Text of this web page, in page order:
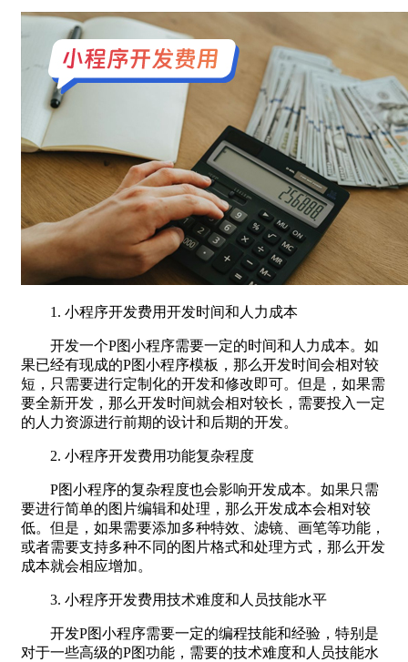
1. 小程序开发费用开发时间和人力成本
开发一个P图小程序需要一定的时间和人力成本。如
果已经有现成的P图小程序模板，那么开发时间会相对较
短，只需要进行定制化的开发和修改即可。但是，如果需
要全新开发，那么开发时间就会相对较长，需要投入一定
的人力资源进行前期的设计和后期的开发。
2. 小程序开发费用功能复杂程度
P图小程序的复杂程度也会影响开发成本。如果只需
要进行简单的图片编辑和处理，那么开发成本会相对较
低。但是，如果需要添加多种特效、滤镜、画笔等功能，
或者需要支持多种不同的图片格式和处理方式，那么开发
成本就会相应增加。
3. 小程序开发费用技术难度和人员技能水平
开发P图小程序需要一定的编程技能和经验，特别是
对于一些高级的P图功能，需要的技术难度和人员技能水